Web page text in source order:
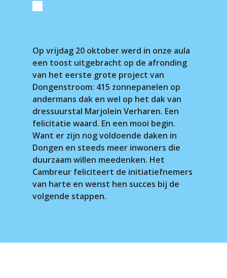
Op vrijdag 20 oktober werd in onze aula
een toost uitgebracht op de afronding
van het eerste grote project van
Dongenstroom: 415 zonnepanelen op
andermans dak en wel op het dak van
dressuurstal Marjolein Verharen. Een
felicitatie waard. En een mooi begin.
Want er zijn nog voldoende daken in
Dongen en steeds meer inwoners die
duurzaam willen meedenken. Het
Cambreur feliciteert de initiatiefnemers
van harte en wenst hen succes bij de
volgende stappen.